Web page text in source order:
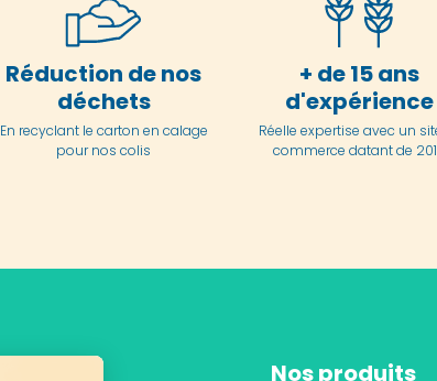
Réduction de nos
déchets
En recyclant le carton en calage
pour nos colis
+ de 15 ans
d'expérience
Réelle expertise avec un
commerce datant de
Nos produits